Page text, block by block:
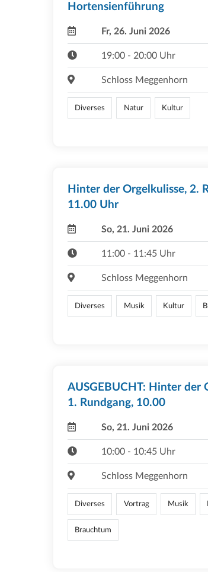
Hortensienführung
Fr, 26. Juni 2026
19:00 - 20:00 Uhr
Schloss Meggenhorn
Diverses Natur Kultur
Hinter der Orgelkulisse, 2.
11.00 Uhr
So, 21. Juni 2026
11:00 - 11:45 Uhr
Schloss Meggenhorn
Diverses Musik Kultur
AUSGEBUCHT: Hinter der
1. Rundgang, 10.00
So, 21. Juni 2026
10:00 - 10:45 Uhr
Schloss Meggenhorn
Diverses Vortrag Musik
Brauchtum